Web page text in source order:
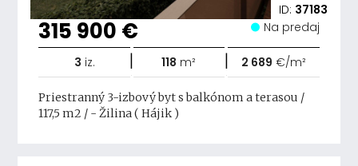
ID: 37183
315 900 € Na predaj
3 iz. | 118 m² | 2 689 €/m²
Priestranný 3-izbový byt s balkónom a terasou /
117,5 m2 / - Žilina ( Hájik )